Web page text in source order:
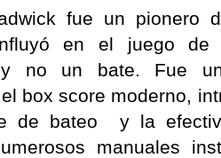
fue un pionero
en el juego de
no un bate. Fue un
box score moderno,
de bateo y la
manuales